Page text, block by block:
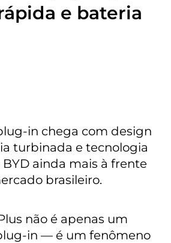
e bateria
in chega com design
turbinada e tecnologia
ainda mais à frente
brasileiro.
não é apenas um
in — é um fenômeno